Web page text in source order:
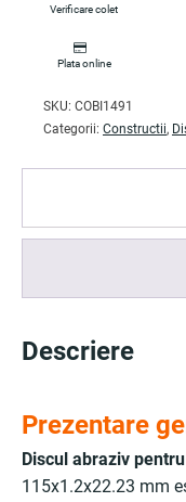
Verificare colet
Plata online
SKU: COBI1491
Categorii: Constructii,
Descriere
Prezentare
Discul abraziv
115x1.2x22.23 mm